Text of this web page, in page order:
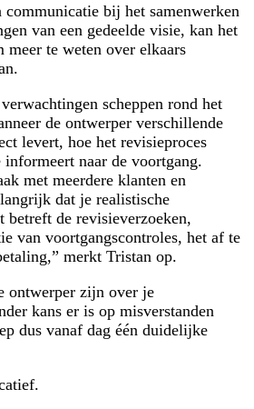
communicatie bij het samenwerken
van een gedeelde visie, kan het
meer te weten over elkaars
scheppen rond het
de ontwerper verschillende
levert, hoe het revisieproces
naar de voortgang.
met meerdere klanten en
dat je realistische
betreft de revisieverzoeken,
van voortgangscontroles, het af te
merkt Tristan op.
ontwerper zijn over je
kans er is op misverstanden
dus vanaf dag één duidelijke